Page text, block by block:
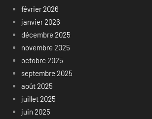
février 2026
janvier 2026
décembre 2025
novembre 2025
octobre 2025
septembre 2025
août 2025
juillet 2025
juin 2025